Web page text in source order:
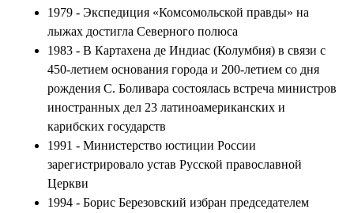
1979 - Экспедиция «Комсомольской правды» на
лыжах достигла Северного полюса
1983 - В Картахена де Индиас (Колумбия) в связи с
450-летием основания города и 200-летием со дня
рождения С. Боливара состоялась встреча министров
иностранных дел 23 латиноамериканских и
карибских государств
1991 - Министерство юстиции России
зарегистрировало устав Русской православной
Церкви
1994 - Борис Березовский избран председателем